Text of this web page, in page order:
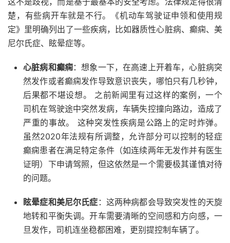
楚，有些病开车就是不行。《机动车驾驶证申领和使用规
定》里明确列出了一些疾病，比如器质性心脏病、癫痫、美
尼尔氏症、眩晕症等。
心脏病和癫痫：想象一下，在高速上开着车，心脏病突
然发作或者癫痫发作导致意识丧失，哪怕只有几秒钟，
后果都不堪设想。 之前新闻里有过这样的案例，一个
司机在驾驶途中突然发病，车辆失控撞向路边，造成了
严重的事故。 这种突发性疾病是公路上的定时炸弹。
虽然2020年法规有所调整，允许部分可以控制的轻症
癫痫患者在满足特定条件（如连续两年无发作并有医生
证明）下申请驾照，但这依然是一个需要极其谨慎对待
的问题。
眩晕症和美尼尔氏症 ：这两种病都会导致突发性的天旋
地转和平衡失调。开车需要清晰的空间感和方向感，一
旦发作，司机连坐稳都困难，更别提控制车辆了。